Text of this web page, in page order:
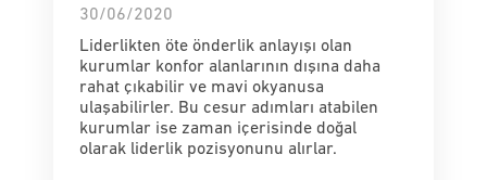
30/06/2020
Liderlikten öte önderlik anlayışı olan
kurumlar konfor alanlarının dışına daha
rahat çıkabilir ve mavi okyanusa
ulaşabilirler. Bu cesur adımları atabilen
kurumlar ise zaman içerisinde doğal
olarak liderlik pozisyonunu alırlar.